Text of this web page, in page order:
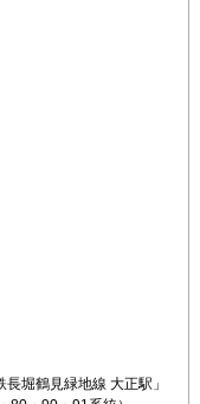
堀鶴見緑地線 大正駅」